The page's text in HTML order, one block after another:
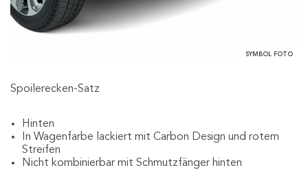
SYMBOL FOTO
Spoilerecken-Satz
Hinten
In Wagenfarbe lackiert mit Carbon Design und rotem
Streifen
Nicht kombinierbar mit Schmutzfänger hinten